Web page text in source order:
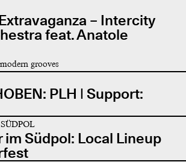
– Intercity
feat. Anatole
grooves
PLH | Support:
im Südpol: Local Lineup